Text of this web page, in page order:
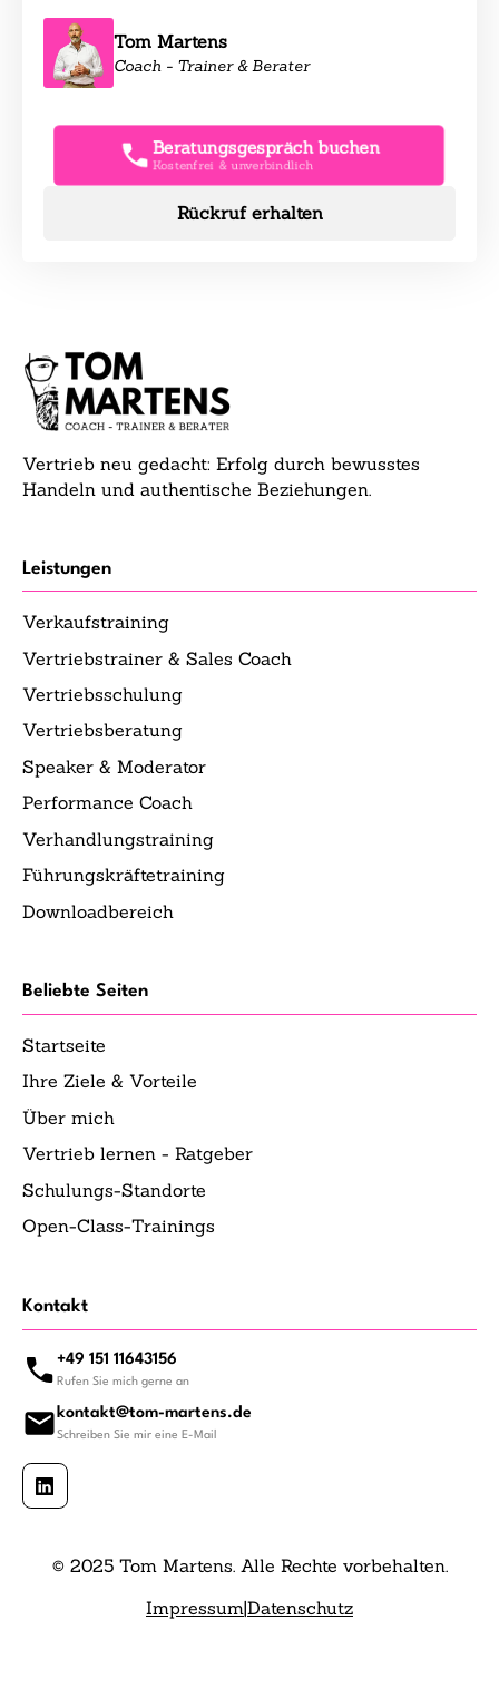
Tom Martens
Coach - Trainer & Berater
Beratungsgespräch buchen
Kostenfrei & unverbindlich
Rückruf erhalten
Vertrieb neu gedacht: Erfolg durch bewusstes
Handeln und authentische Beziehungen.
Leistungen
Verkaufstraining
Vertriebstrainer & Sales Coach
Vertriebsschulung
Vertriebsberatung
Speaker & Moderator
Performance Coach
Verhandlungstraining
Führungskräftetraining
Downloadbereich
Beliebte Seiten
Startseite
Ihre Ziele & Vorteile
Über mich
Vertrieb lernen - Ratgeber
Schulungs-Standorte
Open-Class-Trainings
Kontakt
+49 151 11643156
Rufen Sie mich gerne an
kontakt@tom-martens.de
Schreiben Sie mir eine E-Mail
© 2025 Tom Martens. Alle Rechte vorbehalten.
Impressum|Datenschutz